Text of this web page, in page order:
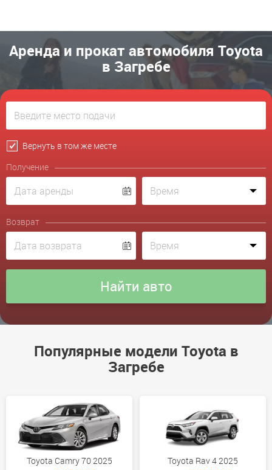
Аренда и прокат автомобиля Toyota
в Загребе
Вернуть в том же месте
Получение
Возврат
Популярные модели Toyota в
Загребе
Toyota Camry 70 2025 Toyota Rav 4 2025